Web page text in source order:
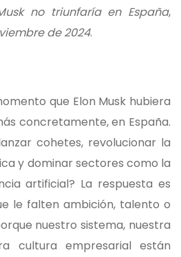
no triunfaría en España,
de 2024.
que Elon Musk hubiera
concretamente, en España.
cohetes, revolucionar la
y dominar sectores como la
artificial? La respuesta es
le falten ambición, talento o
nuestro sistema, nuestra
cultura empresarial están